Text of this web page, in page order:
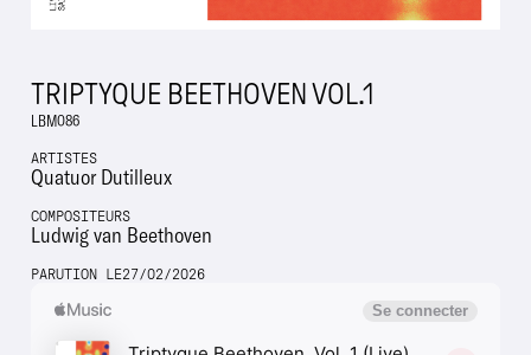
TRIPTYQUE BEETHOVEN VOL.1
LBM086
ARTISTES
Quatuor Dutilleux
COMPOSITEURS
Ludwig van Beethoven
PARUTION LE27/02 /2026